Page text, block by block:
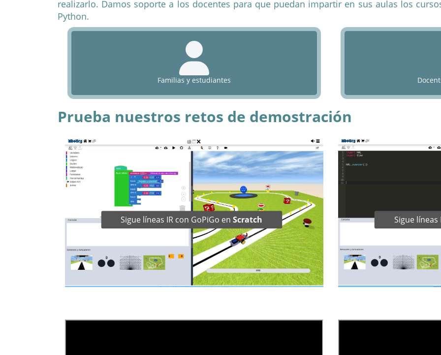
Familias y estudiantes
Prueba nuestros retos de demostración
Sigue líneas IR con GoPiGo enScratch